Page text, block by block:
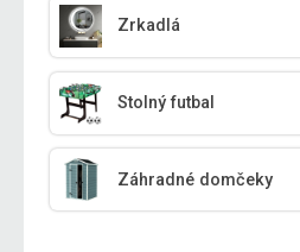
Zrkadlá
Stolný futbal
Záhradné domčeky